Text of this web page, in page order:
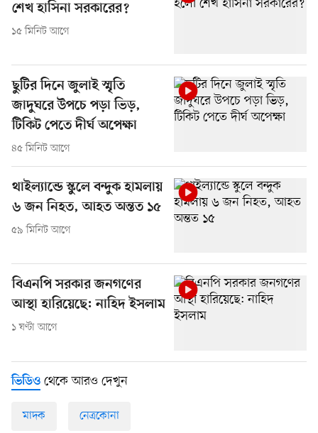
শেখ হাসিনা সরকারের?
১৫ মিনিট আগে
ছুটির দিনে জুলাই স্মৃতি
জাদুঘরে উপচে পড়া ভিড়,
টিকিট পেতে দীর্ঘ অপেক্ষা
৪৫ মিনিট আগে
থাইল্যান্ডে স্কুলে বন্দুক হামলায়
৬ জন নিহত, আহত অন্তত ১৫
৫৯ মিনিট আগে
বিএনপি সরকার জনগণের
আস্থা হারিয়েছে: নাহিদ ইসলাম
১ ঘণ্টা আগে
ভিডিও থেকে আরও দেখুন
মাদক নেত্রকোনা